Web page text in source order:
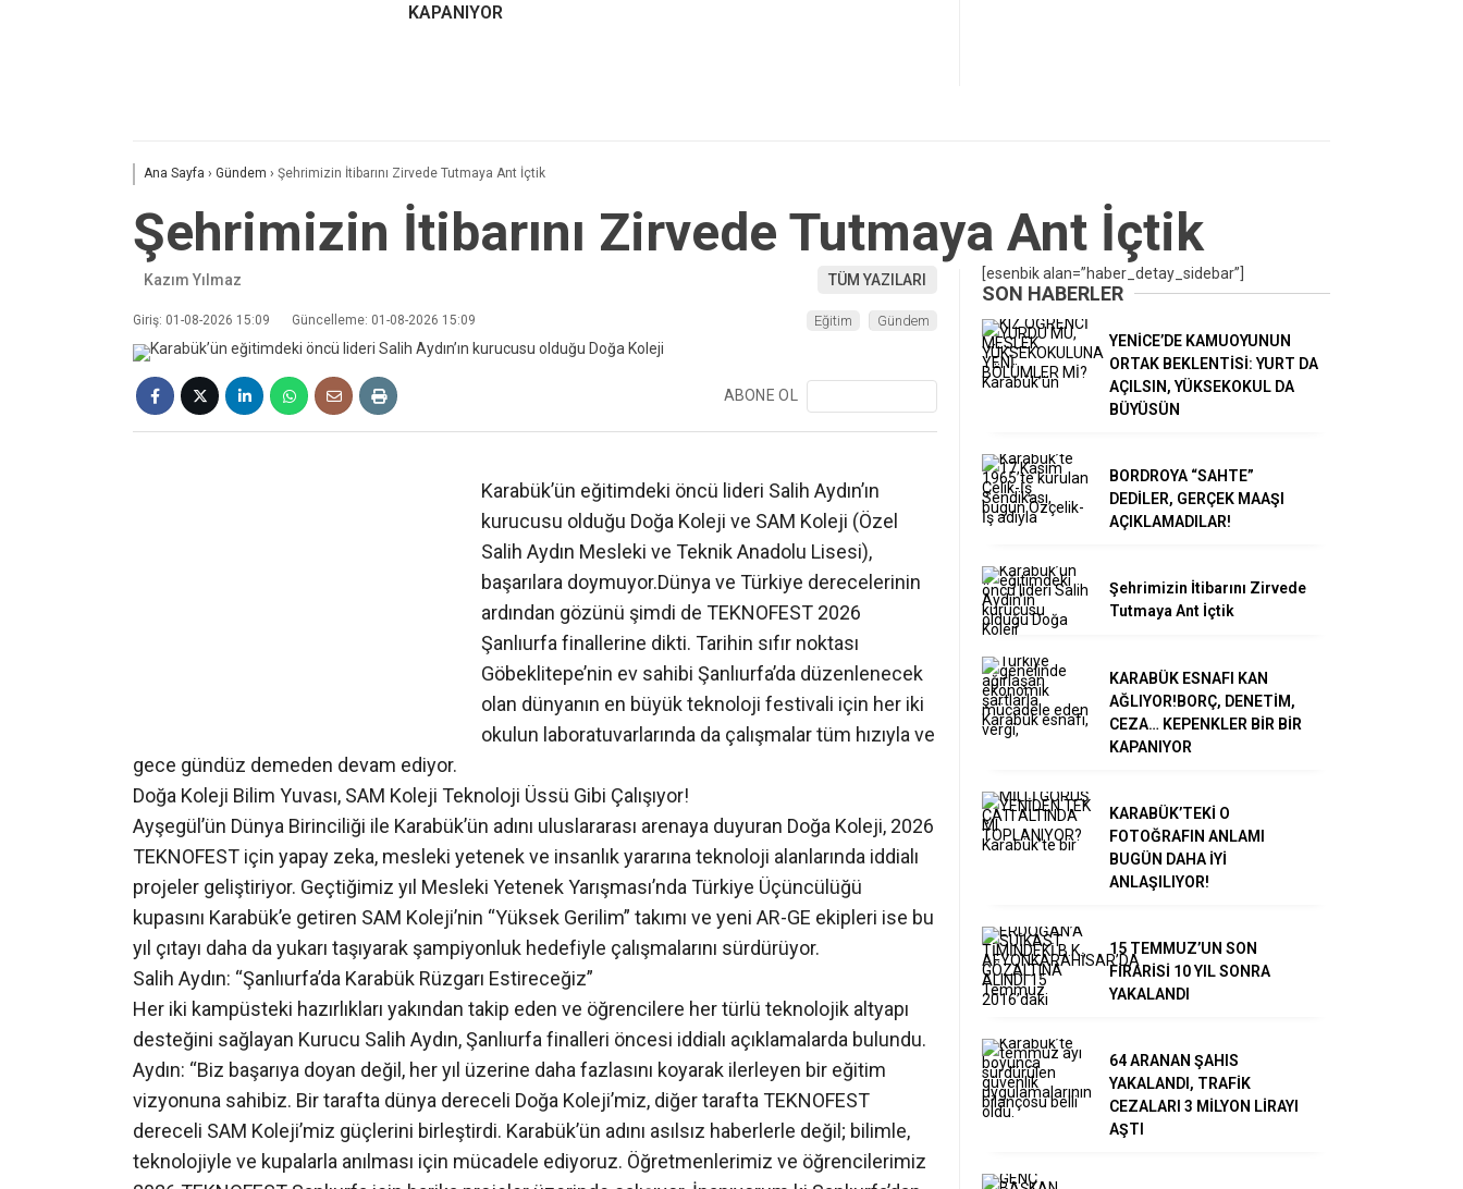
KAPANIYOR
Ana Sayfa › Gündem › Şehrimizin İtibarını Zirvede Tutmaya Ant İçtik
Şehrimizin İtibarını Zirvede Tutmaya Ant İçtik
Kazım Yılmaz TÜM YAZILARI
Giriş: 01-08-2026 15:09 Güncelleme: 01-08-2026 15:09 Eğitim Gündem
ABONE OL
Karabük’ün eğitimdeki öncü lideri Salih Aydın’ın
kurucusu olduğu Doğa Koleji ve SAM Koleji (Özel
Salih Aydın Mesleki ve Teknik Anadolu Lisesi),
başarılara doymuyor.Dünya ve Türkiye derecelerinin
ardından gözünü şimdi de TEKNOFEST 2026
Şanlıurfa finallerine dikti. Tarihin sıfır noktası
Göbeklitepe’nin ev sahibi Şanlıurfa’da düzenlenecek
olan dünyanın en büyük teknoloji festivali için her iki
okulun laboratuvarlarında da çalışmalar tüm hızıyla ve
gece gündüz demeden devam ediyor.
Doğa Koleji Bilim Yuvası, SAM Koleji Teknoloji Üssü Gibi Çalışıyor!
Ayşegül’ün Dünya Birinciliği ile Karabük’ün adını uluslararası arenaya duyuran Doğa Koleji, 2026
TEKNOFEST için yapay zeka, mesleki yetenek ve insanlık yararına teknoloji alanlarında iddialı
projeler geliştiriyor. Geçtiğimiz yıl Mesleki Yetenek Yarışması’nda Türkiye Üçüncülüğü
kupasını Karabük’e getiren SAM Koleji’nin “Yüksek Gerilim” takımı ve yeni AR-GE ekipleri ise bu
yıl çıtayı daha da yukarı taşıyarak şampiyonluk hedefiyle çalışmalarını sürdürüyor.
Salih Aydın: “Şanlıurfa’da Karabük Rüzgarı Estireceğiz”
Her iki kampüsteki hazırlıkları yakından takip eden ve öğrencilere her türlü teknolojik altyapı
desteğini sağlayan Kurucu Salih Aydın, Şanlıurfa finalleri öncesi iddialı açıklamalarda bulundu.
Aydın: “Biz başarıya doyan değil, her yıl üzerine daha fazlasını koyarak ilerleyen bir eğitim
vizyonuna sahibiz. Bir tarafta dünya dereceli Doğa Koleji’miz, diğer tarafta TEKNOFEST
dereceli SAM Koleji’miz güçlerini birleştirdi. Karabük’ün adını asılsız haberlerle değil; bilimle,
teknolojiyle ve kupalarla anılması için mücadele ediyoruz. Öğretmenlerimiz ve öğrencilerimiz
[esenbik alan=”haber_detay_sidebar”]
SON HABERLER
YENİCE’DE KAMUOYUNUN
ORTAK BEKLENTİSİ: YURT DA
AÇILSIN, YÜKSEKOKUL DA
BÜYÜSÜN
BORDROYA “SAHTE”
DEDİLER, GERÇEK MAAŞI
AÇIKLAMADILAR!
Şehrimizin İtibarını Zirvede
Tutmaya Ant İçtik
KARABÜK ESNAFI KAN
AĞLIYOR!BORÇ, DENETİM,
CEZA… KEPENKLER BİR BİR
KAPANIYOR
KARABÜK’TEKİ O
FOTOĞRAFIN ANLAMI
BUGÜN DAHA İYİ
ANLAŞILIYOR!
15 TEMMUZ’UN SON
FİRARİSİ 10 YIL SONRA
YAKALANDI
64 ARANAN ŞAHIS
YAKALANDI, TRAFİK
CEZALARI 3 MİLYON LİRAYI
AŞTI